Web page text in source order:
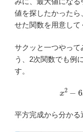
値を探したかったら
せた関数を用意して
サクッと一つやって
う、2次関数でも例
す。
2−
平方完成から分かる